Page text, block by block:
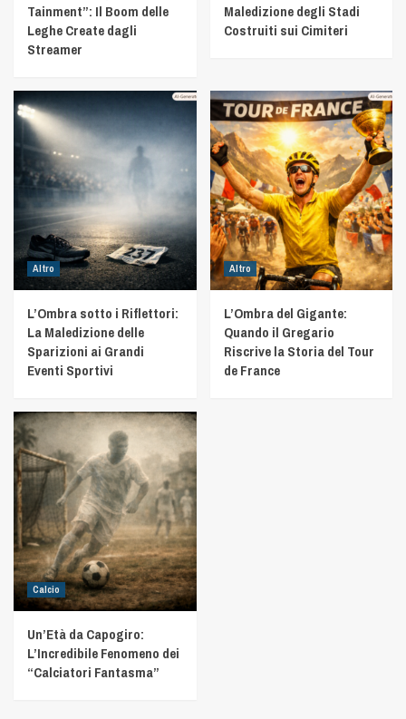
Tainment”: Il Boom delle
Leghe Create dagli
Streamer
Maledizione degli Stadi
Costruiti sui Cimiteri
Altro
L’Ombra sotto i Riflettori:
La Maledizione delle
Sparizioni ai Grandi
Eventi Sportivi
Altro
L’Ombra del Gigante:
Quando il Gregario
Riscrive la Storia del Tour
de France
Calcio
Un’Età da Capogiro:
L’Incredibile Fenomeno dei
“Calciatori Fantasma”